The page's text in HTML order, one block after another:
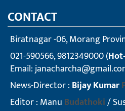
CONTACT
Biratnagar -06, Morang
021-590566, 9812349000 (
Email:
News-Director : Bijay Kumar
Editor : Manu Budathoki/